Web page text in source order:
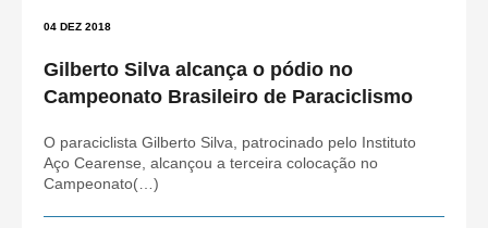
04 DEZ 2018
Gilberto Silva alcança o pódio no
Campeonato Brasileiro de Paraciclismo
O paraciclista Gilberto Silva, patrocinado pelo Instituto
Aço Cearense, alcançou a terceira colocação no
Campeonato(…)